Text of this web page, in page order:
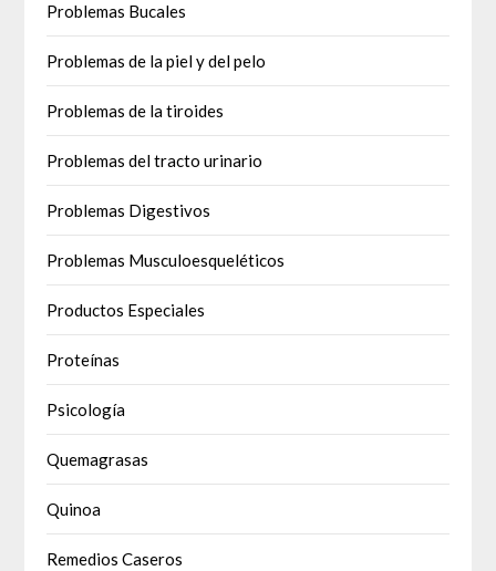
Problemas Bucales
Problemas de la piel y del pelo
Problemas de la tiroides
Problemas del tracto urinario
Problemas Digestivos
Problemas Musculoesqueléticos
Productos Especiales
Proteínas
Psicología
Quemagrasas
Quinoa
Remedios Caseros